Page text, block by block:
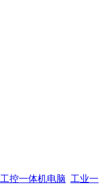
工控一体机电脑 工业一